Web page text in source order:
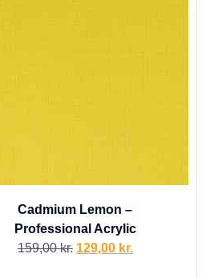
Cadmium Lemon –
Professional Acrylic
159,00kr. 129,00 kr.